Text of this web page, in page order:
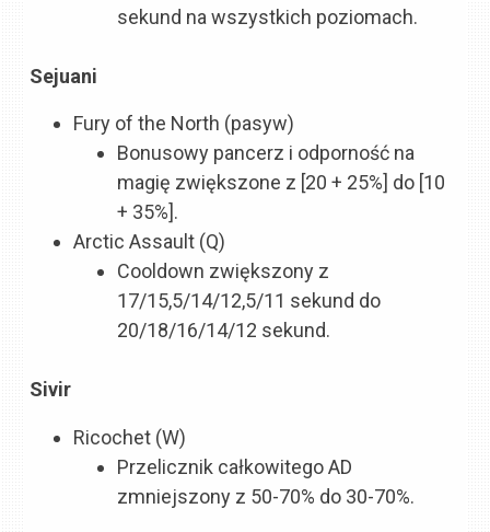
sekund na wszystkich poziomach.
Sejuani
Fury of the North (pasyw)
Bonusowy pancerz i odporność na
magię zwiększone z [20 + 25%] do [10
+ 35%].
Arctic Assault (Q)
Cooldown zwiększony z
17/15,5/14/12,5/11 sekund do
20/18/16/14/12 sekund.
Sivir
Ricochet (W)
Przelicznik całkowitego AD
zmniejszony z 50-70% do 30-70%.